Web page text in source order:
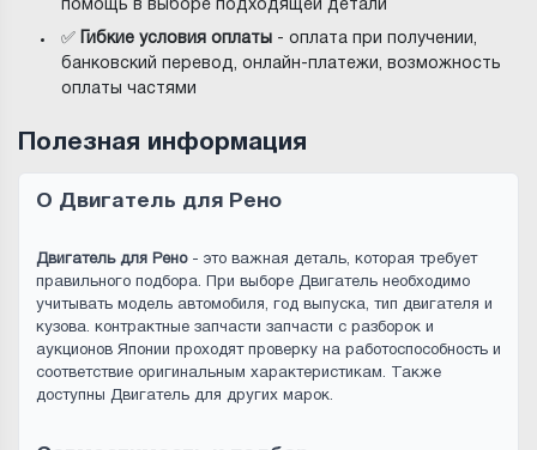
помощь в выборе подходящей детали
✅ Гибкие условия оплаты - оплата при получении,
банковский перевод, онлайн-платежи, возможность
оплаты частями
Полезная информация
О Двигатель для Рено
Двигатель для Рено- это важная деталь, которая требует
правильного подбора. При выборе Двигатель необходимо
учитывать модель автомобиля, год выпуска, тип двигателя и
кузова. контрактные запчасти запчасти с разборок и
аукционов Японии проходят проверку на работоспособность и
соответствие оригинальным характеристикам. Также
доступны Двигатель для других марок.